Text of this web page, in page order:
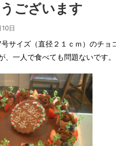
ございます
日
サイズ（直径２１ｃｍ）のチョ
、一人で食べても問題ないです。